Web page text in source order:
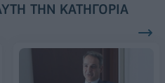
ΤΗΝ ΚΑΤΗΓΟΡΊΑ